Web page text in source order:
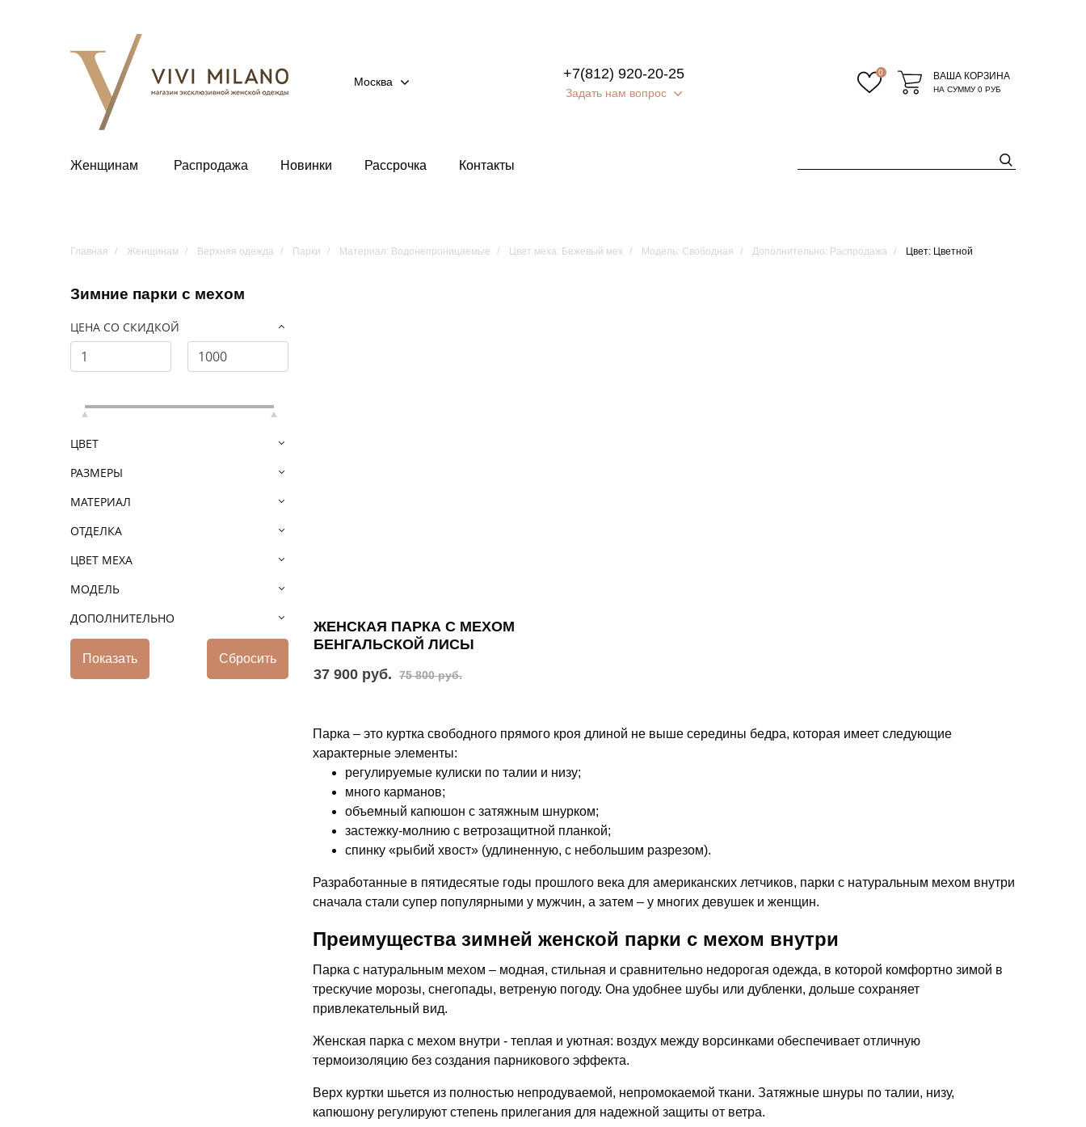
Москва
+7(812) 920-20-25
Задать нам вопрос
0 ВАША КОРЗИНА
НА СУММУ0 РУБ
Женщинам Распродажа Новинки Рассрочка Контакты
Главная Женщинам Верхняя одежда Парки Материал: Водонепроницаемые Цвет меха: Бежевый мех Модель: Свободная Дополнительно: Распродажа Цвет: Цветной
Зимние парки с мехом
ЦЕНА СО СКИДКОЙ
ЦВЕТ
РАЗМЕРЫ
МАТЕРИАЛ
ОТДЕЛКА
ЦВЕТ МЕХА
МОДЕЛЬ
ДОПОЛНИТЕЛЬНО
ЖЕНСКАЯ ПАРКА С МЕХОМ
БЕНГАЛЬСКОЙ ЛИСЫ
37 900 руб.
75 800 руб.
Парка – это куртка свободного прямого кроя длиной не выше середины бедра, которая имеет следующие
характерные элементы:
регулируемые кулиски по талии и низу;
много карманов;
объемный капюшон с затяжным шнурком;
застежку-молнию с ветрозащитной планкой;
спинку «рыбий хвост» (удлиненную, с небольшим разрезом).
Разработанные в пятидесятые годы прошлого века для американских летчиков, парки с натуральным мехом внутри
сначала стали супер популярными у мужчин, а затем – у многих девушек и женщин.
Преимущества зимней женской парки с мехом внутри
Парка с натуральным мехом – модная, стильная и сравнительно недорогая одежда, в которой комфортно зимой в
трескучие морозы, снегопады, ветреную погоду. Она удобнее шубы или дубленки, дольше сохраняет
привлекательный вид.
Женская парка с мехом внутри - теплая и уютная: воздух между ворсинками обеспечивает отличную
термоизоляцию без создания парникового эффекта.
Верх куртки шьется из полностью непродуваемой, непромокаемой ткани. Затяжные шнуры по талии, низу,
капюшону регулируют степень прилегания для надежной защиты от ветра.